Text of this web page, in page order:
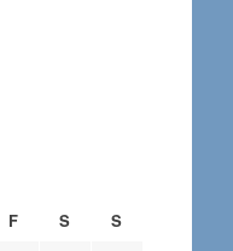
F S
S